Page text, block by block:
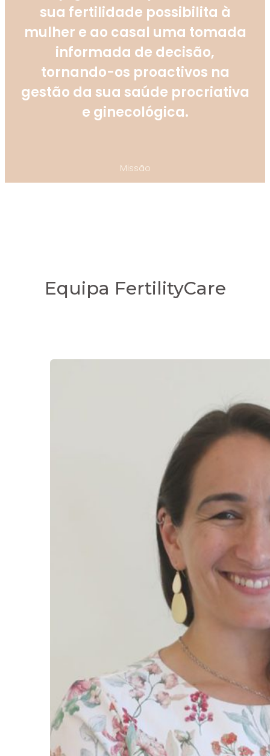
sua fertilidade possibilita à
mulher e ao casal uma tomada
informada de decisão,
tornando-os proactivos na
gestão da sua saúde procriativa
e ginecológica.
Missão
Equipa FertilityCare